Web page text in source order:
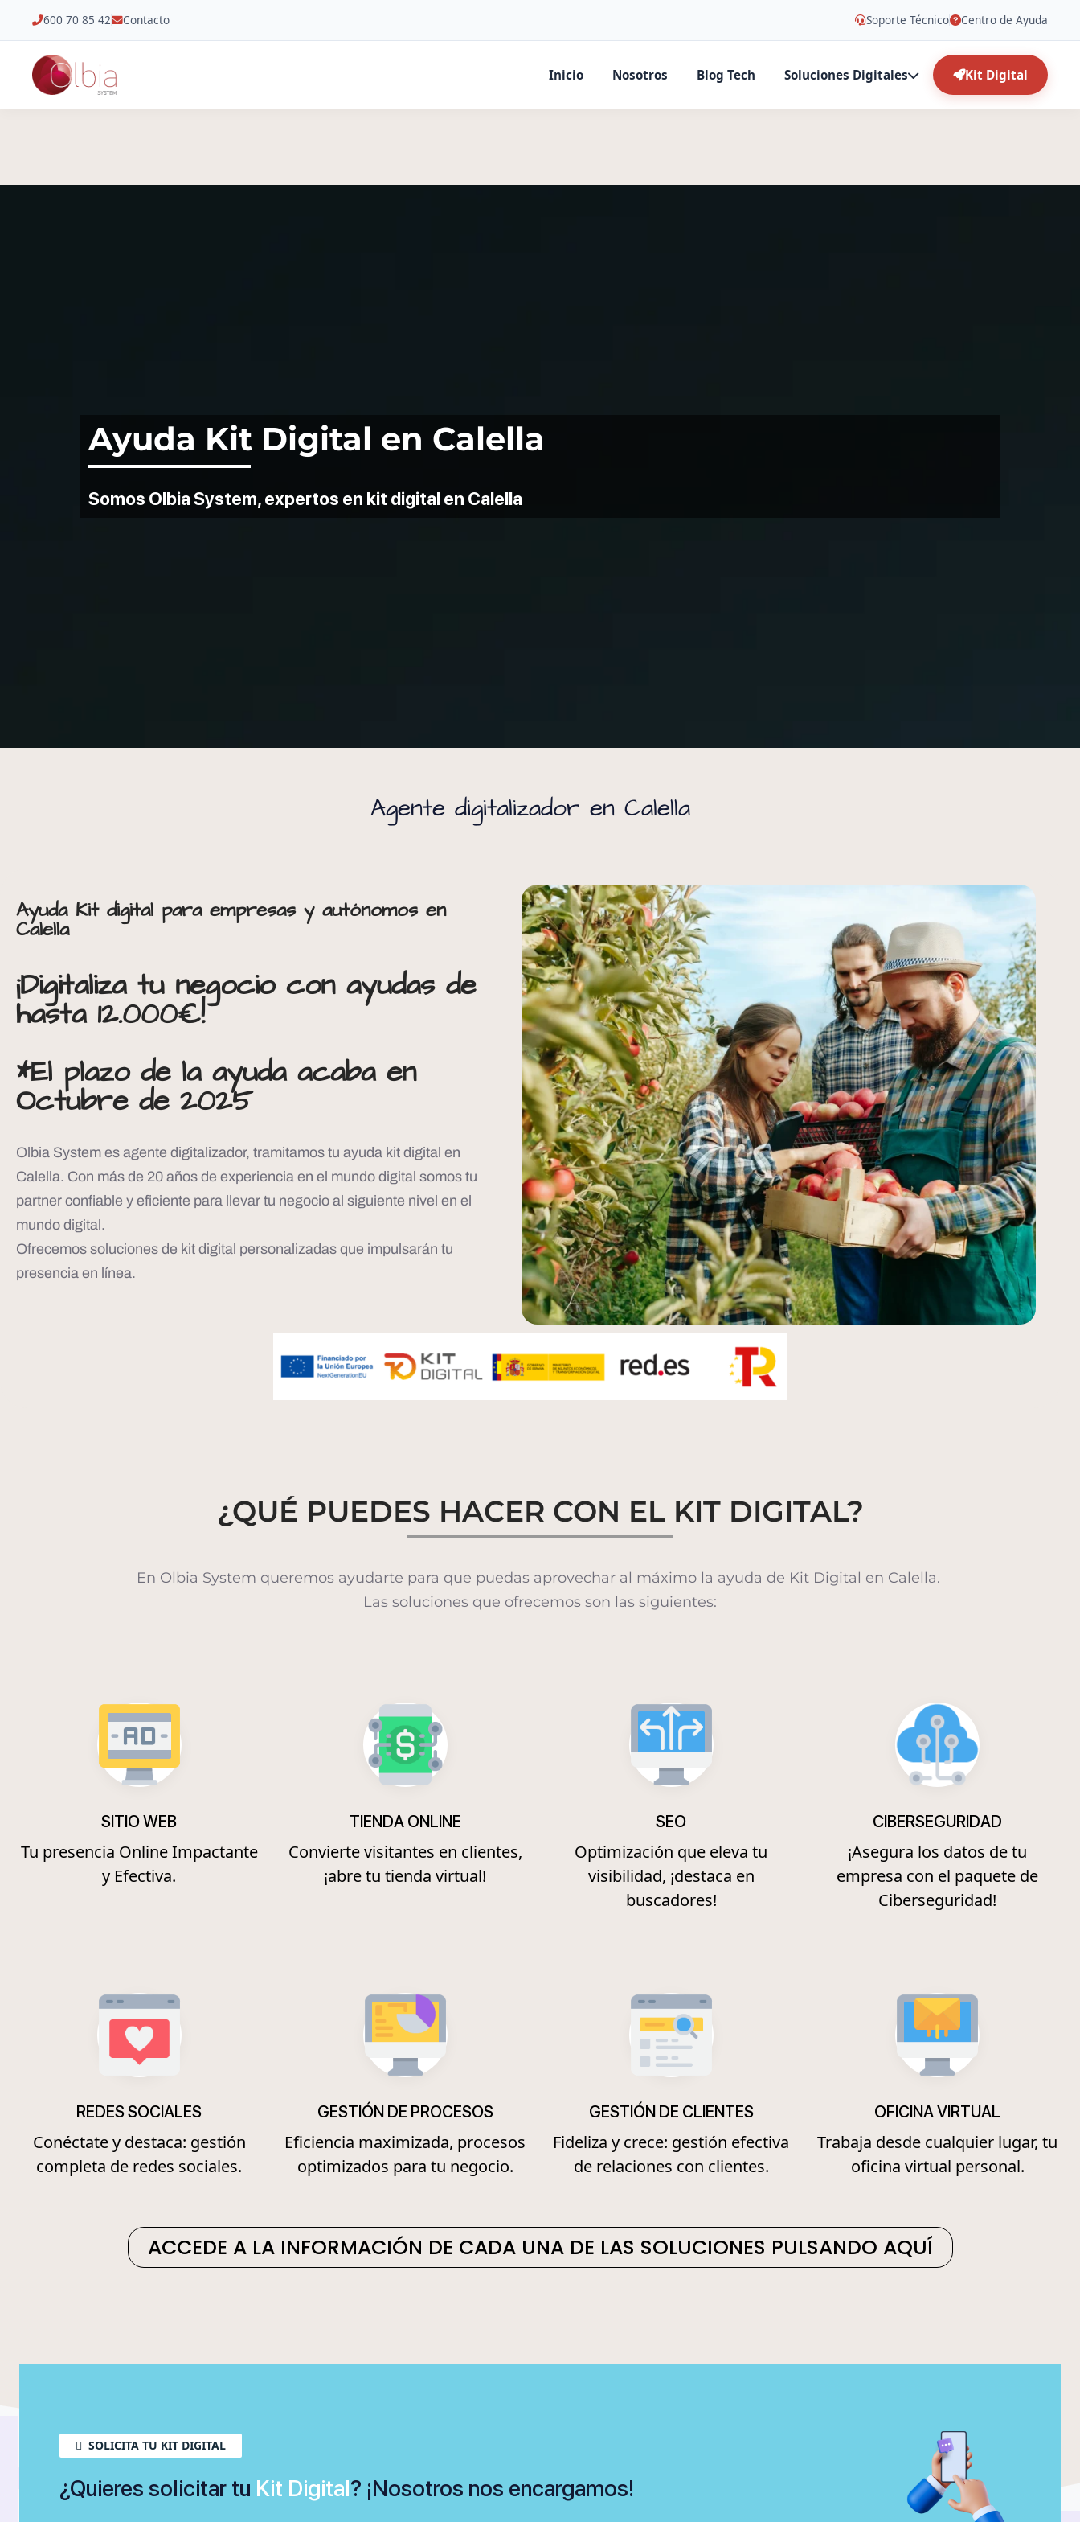
600 70 85 42 Contacto Soporte Técnico Centro de Ayuda
Inicio Nosotros Blog Tech Soluciones Digitales Kit Digital
Ayuda Kit Digital en Calella
Somos Olbia System, expertos en kit digital en Calella
Agente digitalizador en Calella
Ayuda Kit digital para empresas y autónomos en
Calella
¡Digitaliza tu negocio con ayudas de
hasta 12.000€!
*El plazo de la ayuda acaba en
Octubre de 2025
Olbia System es agente digitalizador, tramitamos tu ayuda kit digital en
Calella. Con más de 20 años de experiencia en el mundo digital somos tu
partner confiable y eficiente para llevar tu negocio al siguiente nivel en el
mundo digital.
Ofrecemos soluciones de kit digital personalizadas que impulsarán tu
presencia en línea.
¿QUÉ PUEDES HACER CON EL KIT DIGITAL?
En Olbia System queremos ayudarte para que puedas aprovechar al máximo la ayuda de Kit Digital en Calella.
Las soluciones que ofrecemos son las siguientes:
SITIO WEB
Tu presencia Online Impactante
y Efectiva.
TIENDA ONLINE
Convierte visitantes en clientes,
¡abre tu tienda virtual!
SEO
Optimización que eleva tu
visibilidad, ¡destaca en
buscadores!
CIBERSEGURIDAD
¡Asegura los datos de tu
empresa con el paquete de
Ciberseguridad!
REDES SOCIALES
Conéctate y destaca: gestión
completa de redes sociales.
GESTIÓN DE PROCESOS
Eficiencia maximizada, procesos
optimizados para tu negocio.
GESTIÓN DE CLIENTES
Fideliza y crece: gestión efectiva
de relaciones con clientes.
OFICINA VIRTUAL
Trabaja desde cualquier lugar, tu
oficina virtual personal.
ACCEDE A LA INFORMACIÓN DE CADA UNA DE LAS SOLUCIONES PULSANDO AQUÍ
SOLICITA TU KIT DIGITAL
¿Quieres solicitar tu Kit Digital? ¡Nosotros nos encargamos!
DIGITAL
KIT